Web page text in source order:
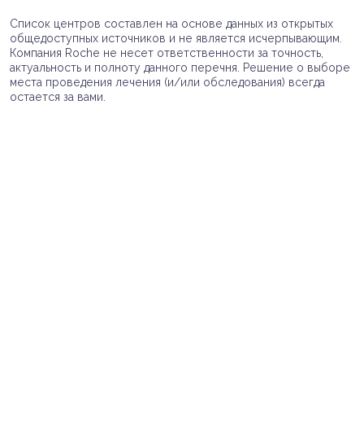
Список центров составлен на основе данных из открытых
общедоступных источников и не является исчерпывающим.
Компания Roche не несет ответственности за точность,
актуальность и полноту данного перечня. Решение о выборе
места проведения лечения (и/или обследования) всегда
остается за вами.